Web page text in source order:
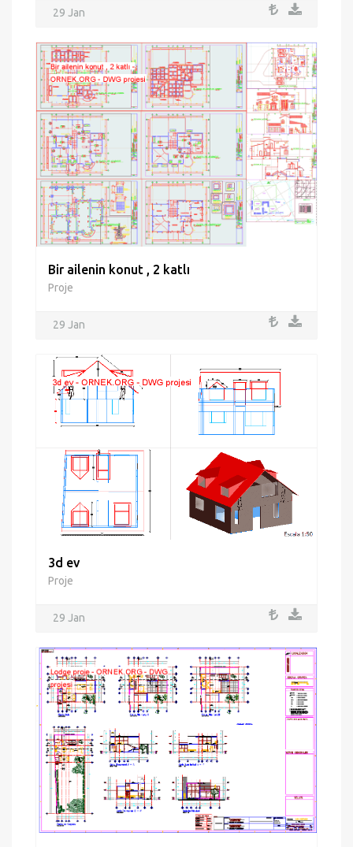
29 Jan
Bir ailenin konut , 2 katlı
Proje
29 Jan
3d ev
Proje
29 Jan